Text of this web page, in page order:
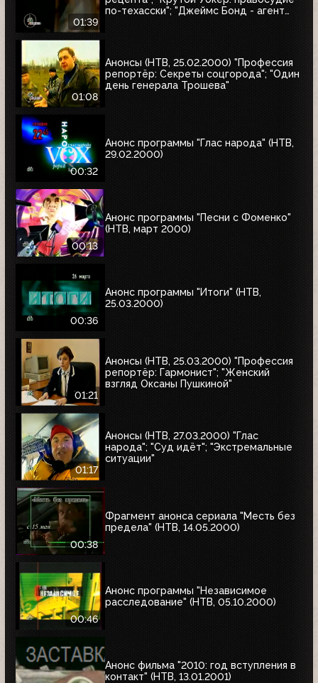
01:39
по-техасски"; "Джеймс Бонд - агент
01:08
Анонсы (НТВ, 25.02.2000) "Профессия
репортёр: Секреты соцгорода"; "Один
день генерала Трошева"
00:32
Анонс программы "Глас народа" (НТВ,
29.02.2000)
00:13
Анонс программы "Песни с Фоменко"
(НТВ, март 2000)
00:36
Анонс программы "Итоги" (НТВ,
25.03.2000)
01:21
Анонсы (НТВ, 25.03.2000) "Профессия
репортёр: Гармонист"; "Женский
взгляд Оксаны Пушкиной"
01:17
Анонсы (НТВ, 27.03.2000) "Глас
народа"; "Суд идёт"; "Экстремальные
ситуации"
00:38
Фрагмент анонса сериала "Месть без
предела" (НТВ, 14.05.2000)
00:46
Анонс программы "Независимое
расследование" (НТВ, 05.10.2000)
Анонс фильма "2010: год вступления в
контакт" (НТВ, 13.01.2001)